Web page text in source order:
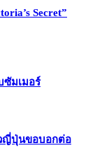
Secret”
ซัมเมอร์
ญี่ปุ่นขอบอกต่อ